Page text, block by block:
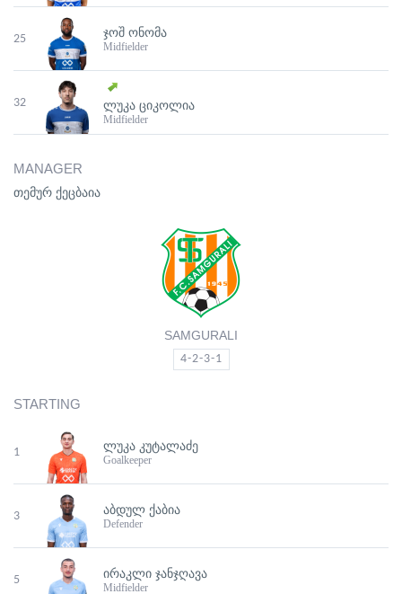
25 ᲯᲝᲨ ᲝᲜᲝᲛᲐ
Midfielder
32 ᲚᲣᲙᲐ ᲪᲘᲙᲝᲚᲘᲐ
Midfielder
MANAGER
თემურ ქეცბაია
SAMGURALI
4-2-3-1
STARTING
1 ᲚᲣᲙᲐ ᲙᲣᲢᲐᲚᲐᲫᲔ
Goalkeeper
3 ᲐᲑᲓᲣᲚ ᲥᲐᲑᲘᲐ
Defender
5 ᲘᲠᲐᲙᲚᲘ ᲯᲐᲜᲯᲦᲐᲕᲐ
Midfielder